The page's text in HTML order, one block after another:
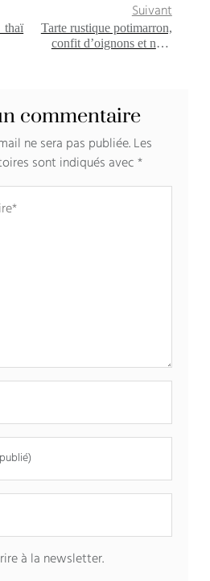
Suivant
Tarte rustique potimarron,
confit d’oignons et noix
commentaire
ne sera pas publiée.Les
sont indiqués avec*
à la newsletter.